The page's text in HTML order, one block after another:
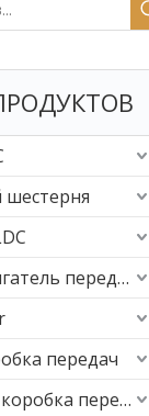
Шаговый двигатель передачи
передач
Планетарная коробка передач